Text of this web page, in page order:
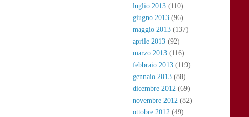
luglio 2013 (110)
giugno 2013 (96)
maggio 2013 (137)
aprile 2013 (92)
marzo 2013 (116)
febbraio 2013 (119)
gennaio 2013 (88)
dicembre 2012 (69)
novembre 2012 (82)
ottobre 2012 (49)